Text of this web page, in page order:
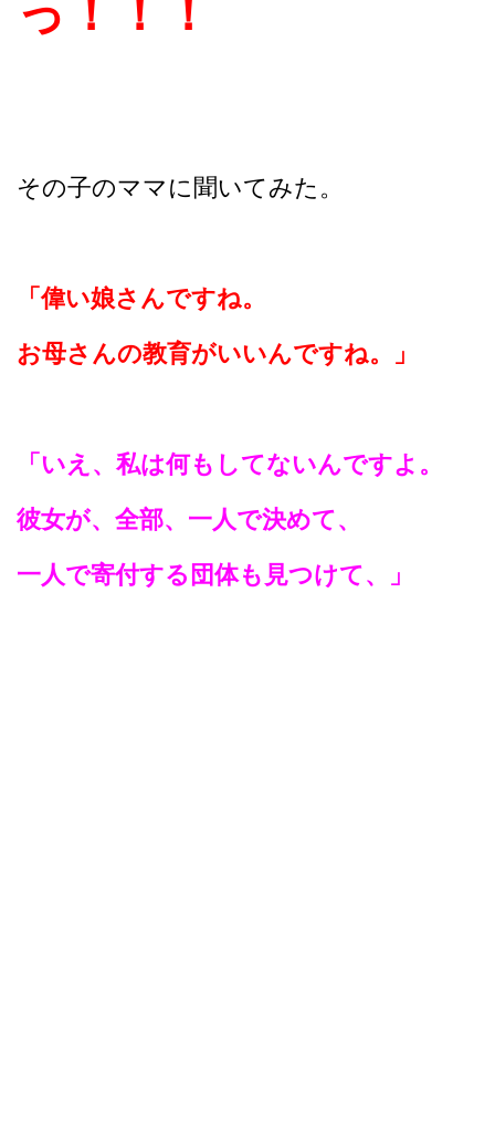
っ！！！
その子のママに聞いてみた。
「偉い娘さんですね。
お母さんの教育がいいんですね。」
「いえ、私は何もしてないんですよ。
彼女が、全部、一人で決めて、
一人で寄付する団体も見つけて、」